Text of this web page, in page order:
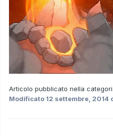
Articolo pubblicato nella
Modificato 12 settembre, 2014